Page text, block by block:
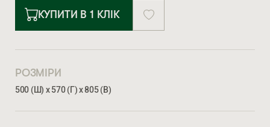
КУПИТИ В 1 КЛІК
РОЗМІРИ
500 (Ш) х 570 (Г) х 805 (В)